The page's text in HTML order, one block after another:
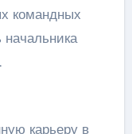
командных
карьеру в